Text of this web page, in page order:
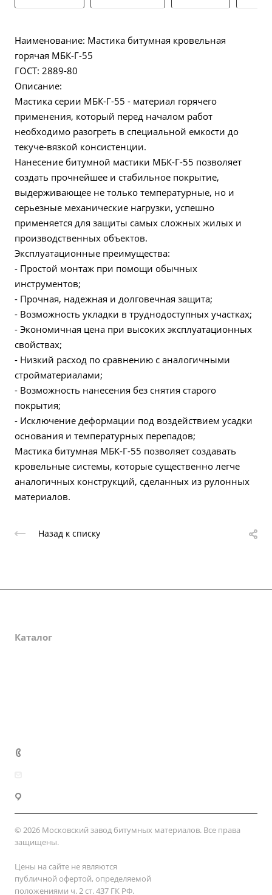
Наименование: Мастика битумная кровельная
горячая МБК-Г-55
ГОСТ: 2889-80
Описание:
Мастика серии МБК-Г-55 - материал горячего
применения, который перед началом работ
необходимо разогреть в специальной емкости до
текуче-вязкой консистенции.
Нанесение битумной мастики МБК-Г-55 позволяет
создать прочнейшее и стабильное покрытие,
выдерживающее не только температурные, но и
серьезные механические нагрузки, успешно
применяется для защиты самых сложных жилых и
производственных объектов.
Эксплуатационные преимущества:
- Простой монтаж при помощи обычных
инструментов;
- Прочная, надежная и долговечная защита;
- Возможность укладки в труднодоступных участках;
- Экономичная цена при высоких эксплуатационных
свойствах;
- Низкий расход по сравнению с аналогичными
стройматериалами;
- Возможность нанесения без снятия старого
покрытия;
- Исключение деформации под воздействием усадки
основания и температурных перепадов;
Мастика битумная МБК-Г-55 позволяет создавать
кровельные системы, которые существенно легче
аналогичных конструкций, сделанных из рулонных
материалов.
Назад к списку
Каталог
© 2026 Московский завод битумных материалов. Все права
защищены.
Цены на сайте не являются
публичной офертой, определяемой
положениями ч. 2 ст. 437 ГК РФ.